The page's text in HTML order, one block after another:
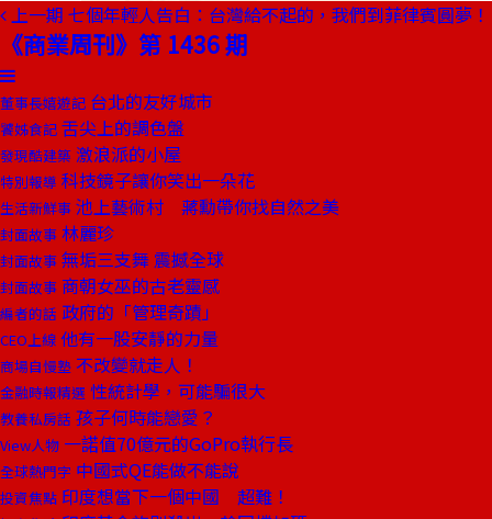
上一期 七個年輕人告白：台灣給不起的，我們到菲律賓圓夢！
《商業周刊》第 1436 期
董事長嬉遊記 台北的友好城市
饕姊食記 舌尖上的調色盤
發現酷建築 激浪派的小屋
特別報導 科技鏡子讓你笑出一朵花
生活新鮮事 池上藝術村 蔣勳帶你找自然之美
封面故事 林麗珍
封面故事 無垢三支舞 震撼全球
封面故事 商朝女巫的古老靈感
編者的話 政府的「管理奇蹟」
CEO上線 他有一股安靜的力量
商場自慢塾 不改變就走人！
金融時報精選 性統計學，可能騙很大
教養私房話 孩子何時能戀愛？
View人物 一諾值70億元的GoPro執行長
全球熱門字 中國式QE能做不能說
投資焦點 印度想當下一個中國 超難！